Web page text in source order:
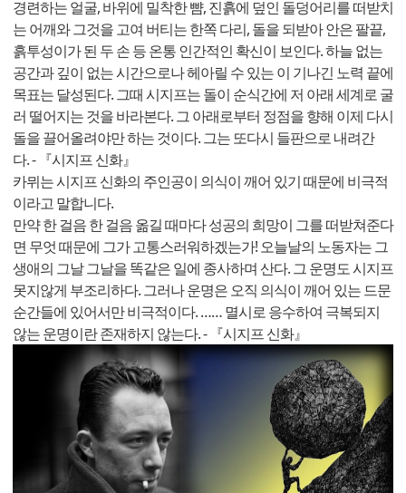
경련하는 얼굴, 바위에 밀착한 뺨, 진흙에 덮인 돌덩어리를 떠받치
는 어깨와 그것을 고여 버티는 한쪽 다리, 돌을 되받아 안은 팔끝,
흙투성이가 된 두 손 등 온통 인간적인 확신이 보인다. 하늘 없는
공간과 깊이 없는 시간으로나 헤아릴 수 있는 이 기나긴 노력 끝에
목표는 달성된다. 그때 시지프는 돌이 순식간에 저 아래 세계로 굴
러 떨어지는 것을 바라본다. 그 아래로부터 정점을 향해 이제 다시
돌을 끌어올려야만 하는 것이다. 그는 또다시 들판으로 내려간
다. - 『시지프 신화』
카뮈는 시지프 신화의 주인공이 의식이 깨어 있기 때문에 비극적
이라고 말합니다.
만약 한 걸음 한 걸음 옮길 때마다 성공의 희망이 그를 떠받쳐준다
면 무엇 때문에 그가 고통스러워하겠는가! 오늘날의 노동자는 그
생애의 그날 그날을 똑같은 일에 종사하며 산다. 그 운명도 시지프
못지않게 부조리하다. 그러나 운명은 오직 의식이 깨어 있는 드문
순간들에 있어서만 비극적이다. …… 멸시로 응수하여 극복되지
않는 운명이란 존재하지 않는다. - 『시지프 신화』